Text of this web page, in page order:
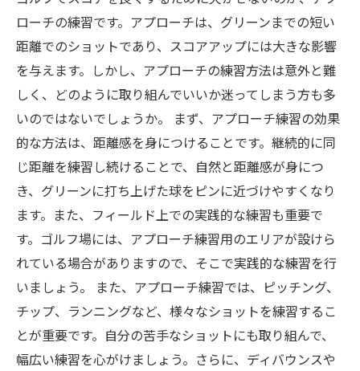
ローチの練習です。アプローチは、グリーンまでの短い
距離でのショットであり、スコアアップには大きな影響
を与えます。しかし、アプローチの練習方法は意外と難
しく、どのように取り組んでいいか迷ってしまう方も多
いのではないでしょうか。 まず、アプローチ練習の効果
的な方法は、距離感を身につけることです。継続的に同
じ距離を練習し続けることで、自然と距離感が身につ
き、グリーンに打ち上げた球をピンに近づけやすくなり
ます。また、フィールド上での実践的な練習も重要で
す。ゴルフ場には、アプローチ練習用のエリアが設けら
れている場合がありますので、そこで実践的な練習を行
いましょう。 また、アプローチ練習では、ピッチング、
チップ、ランニングなど、様々なショットを練習するこ
とが重要です。自分の苦手なショットにも取り組んで、
幅広い練習を心がけましょう。さらに、ディバウンスや